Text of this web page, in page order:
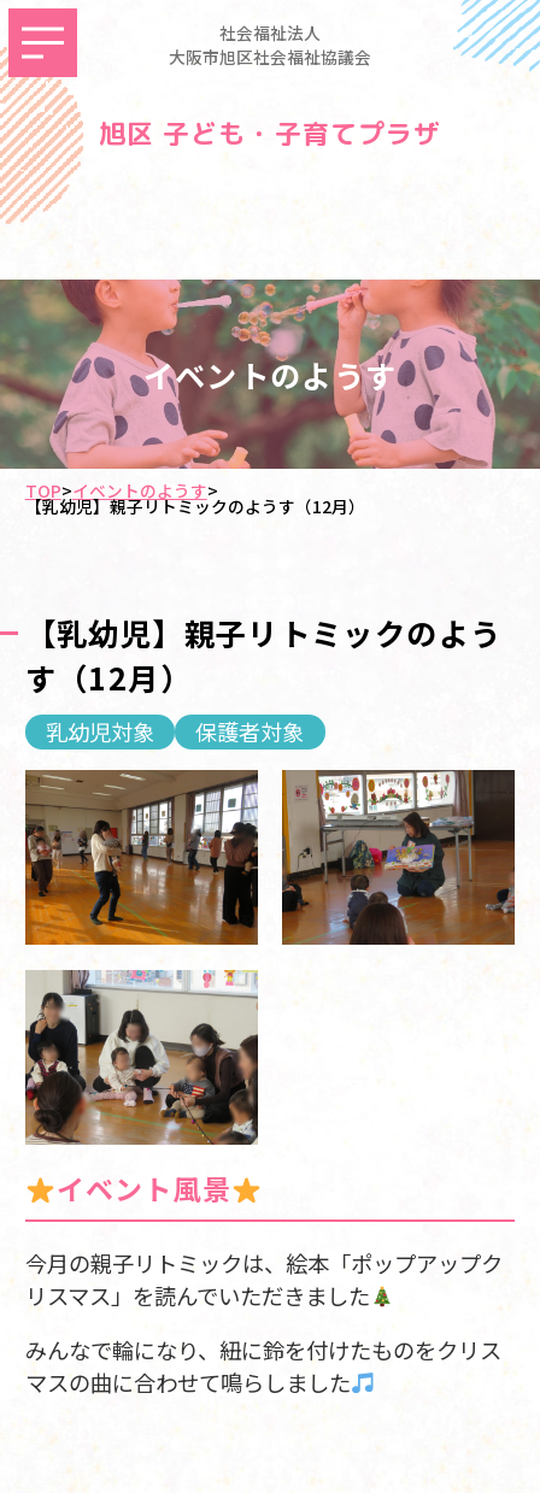
社会福祉法人
大阪市旭区社会福祉協議会
旭区 子ども・子育てプラザ
イベントのようす
TOP>イベントのようす>
【乳幼児】親子リトミックのようす（12月）
【乳幼児】親子リトミックのよう
す（12月）
乳幼児対象 保護者対象
イベント風景
今月の親子リトミックは、絵本「ポップアップク
リスマス」を読んでいただきました
みんなで輪になり、紐に鈴を付けたものをクリス
マスの曲に合わせて鳴らしました